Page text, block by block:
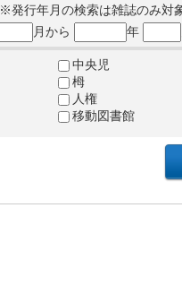
※発行年月の検索は雑誌のみ対
月から 年
中央児
栂
人権
移動図書館